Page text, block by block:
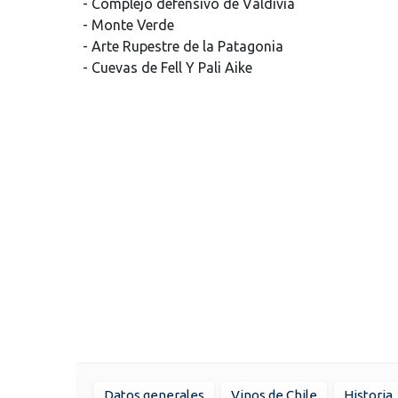
- Complejo defensivo de Valdivia
- Monte Verde
- Arte Rupestre de la Patagonia
- Cuevas de Fell Y Pali Aike
Datos generales Vinos de Chile Historia